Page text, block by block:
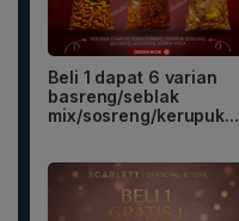
Beli 1 dapat 6 varian
basreng/seblak
mix/sosreng/kerupuk...